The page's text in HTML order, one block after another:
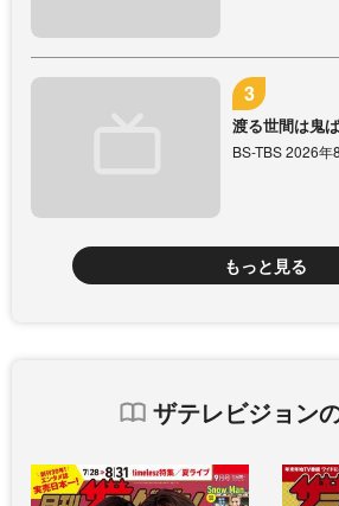
渡る世間は鬼
BS-TBS 2026
もっと見る
ザテレビジョン